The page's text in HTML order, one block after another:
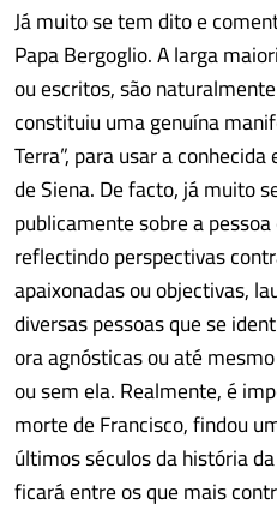
Já muito se tem dito e
Papa Bergoglio. A larga
ou escritos, são
constituiu uma genuína
Terra”, para usar a
de Siena. De facto, já muito
publicamente sobre a
reflectindo perspectivas
apaixonadas ou objectivas,
diversas pessoas que se
ora agnósticas ou até
ou sem ela. Realmente, é
morte de Francisco, findou
últimos séculos da história
ficará entre os que mais